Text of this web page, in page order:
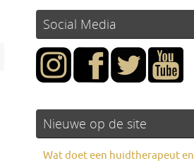
Social Media
Nieuwe op de site
Wat doet een huidtherapeut en